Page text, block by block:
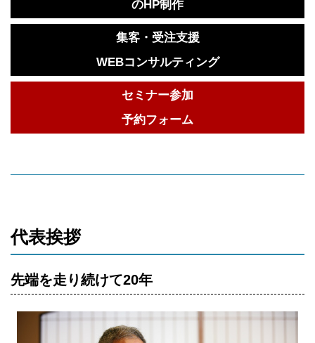
のHP制作
集客・受注支援
WEBコンサルティング
セミナー参加
予約フォーム
代表挨拶
先端を走り続けて20年